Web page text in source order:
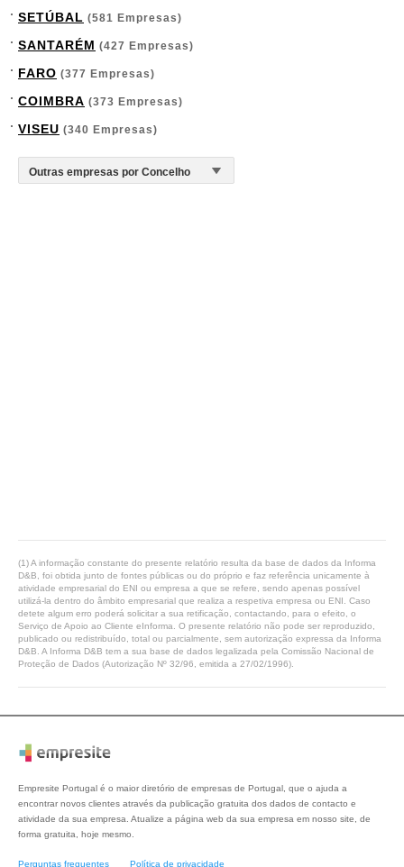
SETÚBAL (581 Empresas)
SANTARÉM (427 Empresas)
FARO (377 Empresas)
COIMBRA (373 Empresas)
VISEU (340 Empresas)
(1) A informação constante do presente relatório resulta da base de dados da Informa
D&B, foi obtida junto de fontes públicas ou do próprio e faz referência unicamente à
atividade empresarial do ENI ou empresa a que se refere, sendo apenas possível
utilizá-la dentro do âmbito empresarial que realiza a respetiva empresa ou ENI. Caso
detete algum erro poderá solicitar a sua retificação, contactando, para o efeito, o
Serviço de Apoio ao Cliente eInforma. O presente relatório não pode ser reproduzido,
publicado ou redistribuído, total ou parcialmente, sem autorização expressa da Informa
D&B. A Informa D&B tem a sua base de dados legalizada pela Comissão Nacional de
Proteção de Dados (Autorização Nº 32/96, emitida a 27/02/1996).
Empresite Portugal é o maior diretório de empresas de Portugal, que o ajuda a
encontrar novos clientes através da publicação gratuita dos dados de contacto e
atividade da sua empresa. Atualize a página web da sua empresa em nosso site, de
forma gratuita, hoje mesmo.
Perguntas frequentes Política de privacidade